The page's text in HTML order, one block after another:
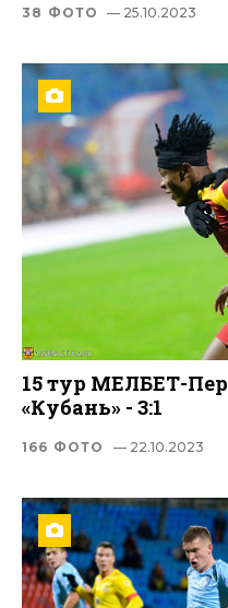
38 ФОТО — 25.10.2023
15 тур МЕЛБЕТ-
«Кубань» - 3:1
166 ФОТО — 22.10.2023